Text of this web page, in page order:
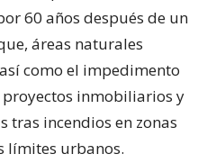
60 años después de un
áreas naturales
como el impedimento
inmobiliarios y
tras incendios en zonas
límites urbanos.